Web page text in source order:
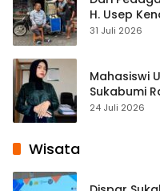
H. Usep
Cisaat
31 Juli 2026
Mahasiswi
Sukabumi
24 Juli 2026
Wisata